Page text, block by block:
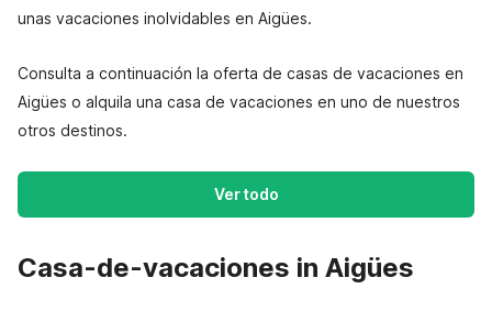
unas vacaciones inolvidables en Aigües.
Consulta a continuación la oferta de casas de vacaciones en
Aigües o alquila una casa de vacaciones en uno de nuestros
otros destinos.
Ver todo
Casa-de-vacaciones in Aigües